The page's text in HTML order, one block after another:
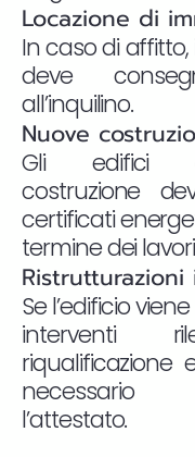
Locazione di
In caso di
deve
all’inquilino.
Nuove
Gli edifici
costruzione
certificati
termine dei
Se l’edificio
interventi
riqualificazione
necessario
l’attestato.